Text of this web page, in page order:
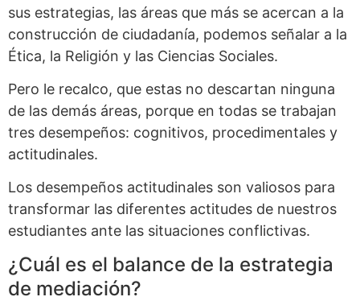
sus estrategias, las áreas que más se acercan a la
construcción de ciudadanía, podemos señalar a la
Ética, la Religión y las Ciencias Sociales.
Pero le recalco, que estas no descartan ninguna
de las demás áreas, porque en todas se trabajan
tres desempeños: cognitivos, procedimentales y
actitudinales.
Los desempeños actitudinales son valiosos para
transformar las diferentes actitudes de nuestros
estudiantes ante las situaciones conflictivas.
¿Cuál es el balance de la estrategia
de mediación?